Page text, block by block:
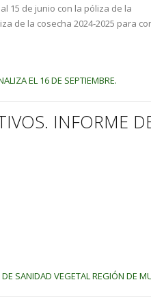
15 de junio con la póliza de la
de la cosecha 2024‐2025 para
EL 16 DE SEPTIEMBRE.
INFORME
SANIDAD VEGETAL REGIÓN DE